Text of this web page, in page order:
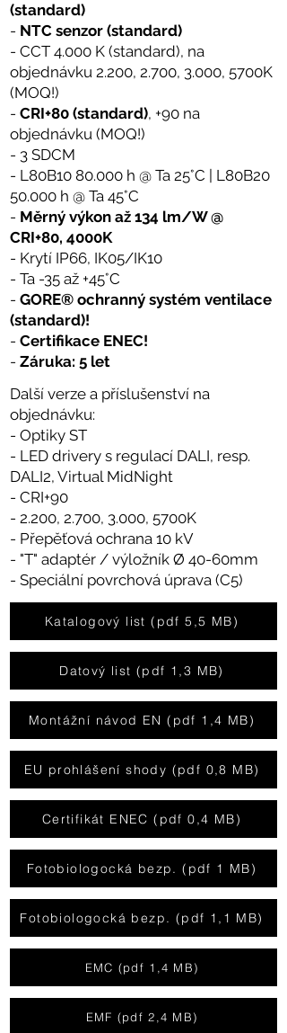
(standard)
- NTC senzor (standard)
- CCT 4.000 K (standard), na
objednávku 2.200, 2.700, 3.000, 5700K
(MOQ!)
- CRI+80 (standard), +90 na
objednávku (MOQ!)
- 3 SDCM
- L80B10 80.000 h @ Ta 25°C | L80B20
50.000 h @ Ta 45°C
- Měrný výkon až 134 lm/W @
CRI+80, 4000K
- Krytí IP66, IK05/IK10
- Ta -35 až +45°C
- GORE® ochranný systém ventilace
(standard)!
- Certifikace ENEC!
- Záruka: 5 let
Další verze a příslušenství na
objednávku:
- Optiky ST
- LED drivery s regulací DALI, resp.
DALI2, Virtual MidNight
- CRI+90
- 2.200, 2.700, 3.000, 5700K
- Přepěťová ochrana 10 kV
- "T" adaptér / výložník Ø 40-60mm
- Speciální povrchová úprava (C5)
Katalogový list (pdf 5,5 MB)
Datový list (pdf 1,3 MB)
Montážní návod EN (pdf 1,4 MB)
EU prohlášení shody (pdf 0,8 MB)
Certifikát ENEC (pdf 0,4 MB)
Fotobiologocká bezp. (pdf 1 MB)
Fotobiologocká bezp. (pdf 1,1 MB)
EMC (pdf 1,4 MB)
EMF (pdf 2,4 MB)